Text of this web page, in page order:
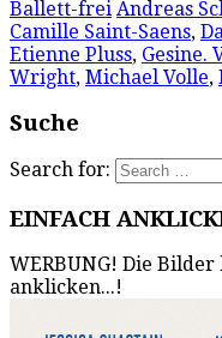
Ballett-frei Andreas
Camille Saint-Saens,
Etienne Pluss, Gesine.
Wright, Michael Volle,
Suche
Search for:
EINFACH
WERBUNG! Die
anklicken...!